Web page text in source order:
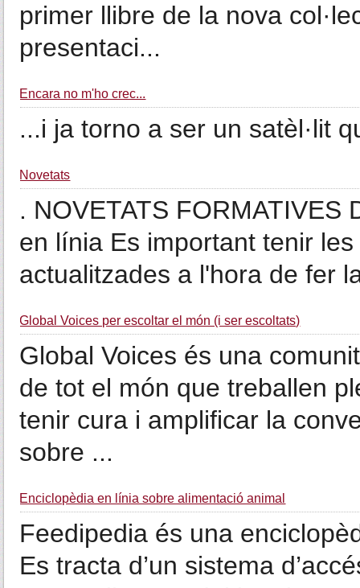
primer llibre de la nova
presentaci...
Encara no m'ho crec...
...i ja torno a ser un satèl·lit
Novetats
. NOVETATS FORMATIVES
en línia Es important tenir
actualitzades a l'hora de fer
Global Voices per escoltar el món (i ser escoltats)
Global Voices és una
de tot el món que treballen
tenir cura i amplificar la
sobre ...
Enciclopèdia en línia sobre alimentació animal
Feedipedia és una
Es tracta d’un sistema